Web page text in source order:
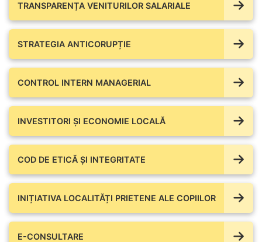
TRANSPARENȚA VENITURILOR SALARIALE
STRATEGIA ANTICORUPȚIE
CONTROL INTERN MANAGERIAL
INVESTITORI ȘI ECONOMIE LOCALĂ
COD DE ETICĂ ȘI INTEGRITATE
INIȚIATIVA LOCALITĂȚI PRIETENE ALE COPIILOR
E-CONSULTARE